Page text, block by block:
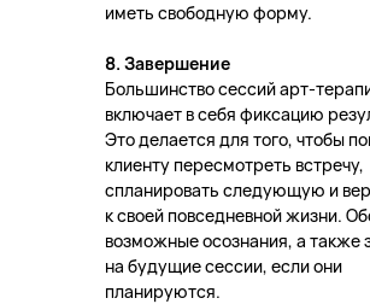
иметь свободную форму.
8. Завершение
Большинство сессий арт-
включает в себя фиксацию
Это делается для того, чтобы
клиенту пересмотреть встречу,
спланировать следующую и
к своей повседневной жизни.
возможные осознания, а также
на будущие сессии, если они
планируются.